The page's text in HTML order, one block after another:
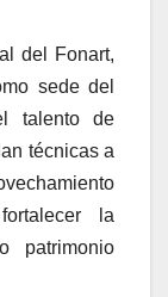
del Fonart,
sede del
talento de
técnicas a
la
patrimonio